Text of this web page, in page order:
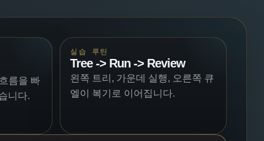
름을 빠
니다.
실습 루틴
Tree -> Run -> Review
왼쪽 트리, 가운데 실행, 오른쪽 큐
엘이 복기로 이어집니다.